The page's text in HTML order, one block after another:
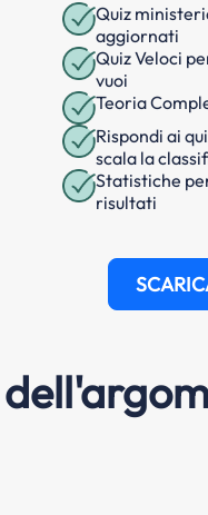
Quiz
aggiornati
Quiz Veloci
vuoi
Teoria
Rispondi ai
scala la
Statistiche
risultati